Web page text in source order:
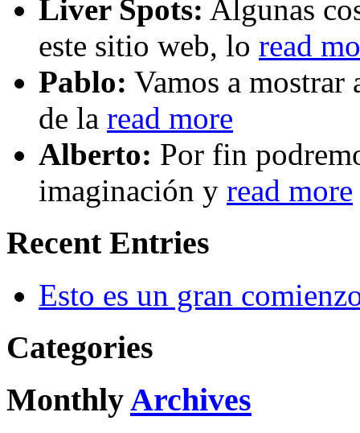
Liver Spots: Algunas
este sitio web, lo read
Pablo: Vamos a mostrar
de la read more
Alberto: Por fin
imaginación y read more
Recent Entries
Esto es un gran
Categories
MonthlyArchives